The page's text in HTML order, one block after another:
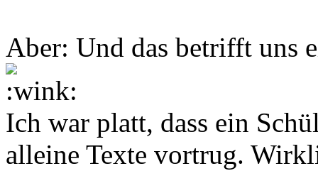
Aber: Und das betrifft uns
Ich war platt, dass ein
alleine Texte vortrug.